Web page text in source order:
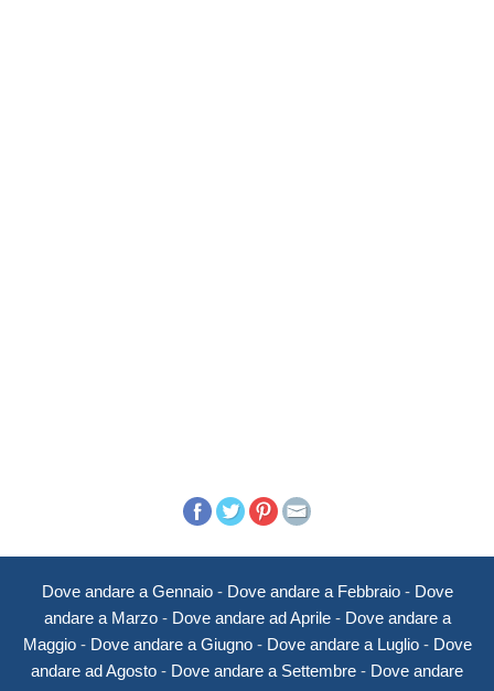
Dove andare a Gennaio- Dove andare a Febbraio- Dove
andare a Marzo- Dove andare ad Aprile- Dove andare a
Maggio- Dove andare a Giugno- Dove andare a Luglio- Dove
andare ad Agosto - Dove andare a Settembre - Dove andare